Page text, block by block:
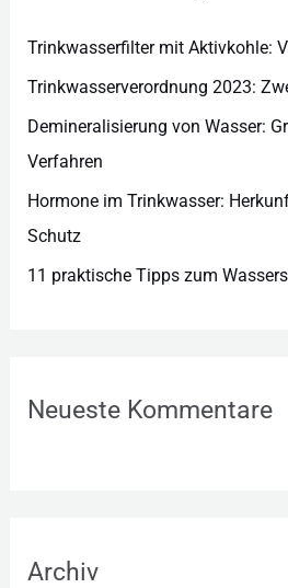
Trinkwasserfilter mit Aktivkohle:
Trinkwasserverordnung 2023:
Demineralisierung von Wasser:
Verfahren
Hormone im Trinkwasser:
Schutz
11 praktische Tipps zum
Neueste Kommentare
Archiv
e
n